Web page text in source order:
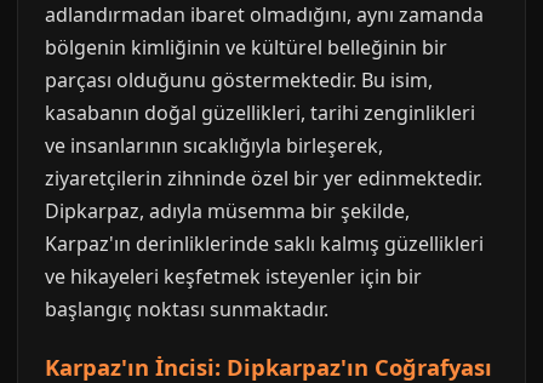
adlandırmadan ibaret olmadığını, aynı zamanda
bölgenin kimliğinin ve kültürel belleğinin bir
parçası olduğunu göstermektedir. Bu isim,
kasabanın doğal güzellikleri, tarihi zenginlikleri
ve insanlarının sıcaklığıyla birleşerek,
ziyaretçilerin zihninde özel bir yer edinmektedir.
Dipkarpaz, adıyla müsemma bir şekilde,
Karpaz'ın derinliklerinde saklı kalmış güzellikleri
ve hikayeleri keşfetmek isteyenler için bir
başlangıç noktası sunmaktadır.
Karpaz'ın İncisi: Dipkarpaz'ın Coğrafyası